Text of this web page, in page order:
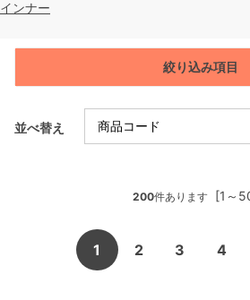
インナー
絞り込み項目
並べ替え
[1～
200件あります
1 2 3 4